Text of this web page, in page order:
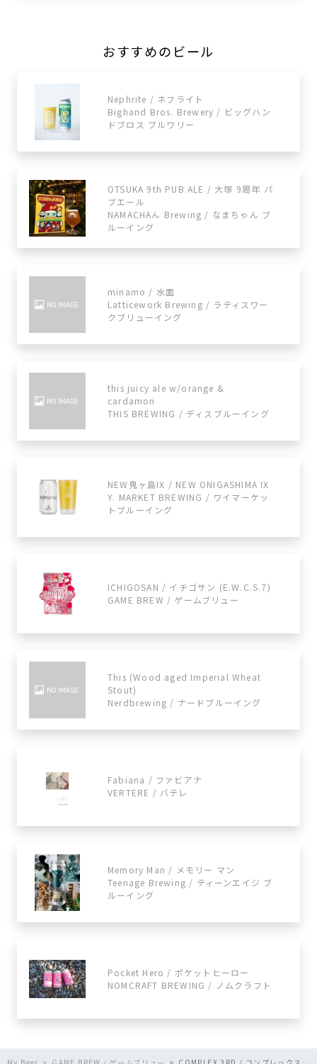
おすすめのビール
Nephrite / ネフライト
Bighand Bros. Brewery / ビッグハン
ドブロス ブルワリー
OTSUKA 9th PUB ALE / 大塚 9周年 パ
ブエール
NAMACHAん Brewing / なまちゃん ブ
ルーイング
minamo / 水面
Latticework Brewing / ラティスワー
クブリューイング
this juicy ale w/orange &
cardamon
THIS BREWING / ディスブルーイング
NEW鬼ヶ島IX / NEW ONIGASHIMA IX
Y. MARKET BREWING / ワイマーケッ
トブルーイング
ICHIGOSAN / イチゴサン (E.W.C.S.7)
GAME BREW / ゲームブリュー
This (Wood aged Imperial Wheat
Stout)
Nerdbrewing / ナードブルーイング
Fabiana / ファビアナ
VERTERE / バテレ
Memory Man / メモリー マン
Teenage Brewing / ティーンエイジ ブ
ルーイング
Pocket Hero / ポケットヒーロー
NOMCRAFT BREWING / ノムクラフト